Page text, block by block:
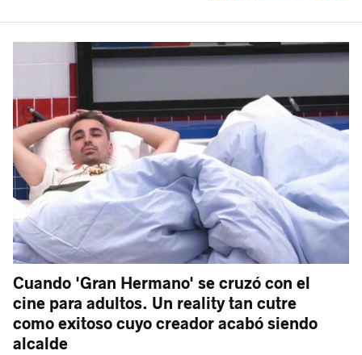
Cuando 'Gran Hermano' se cruzó con el
cine para adultos. Un reality tan cutre
como exitoso cuyo creador acabó siendo
alcalde